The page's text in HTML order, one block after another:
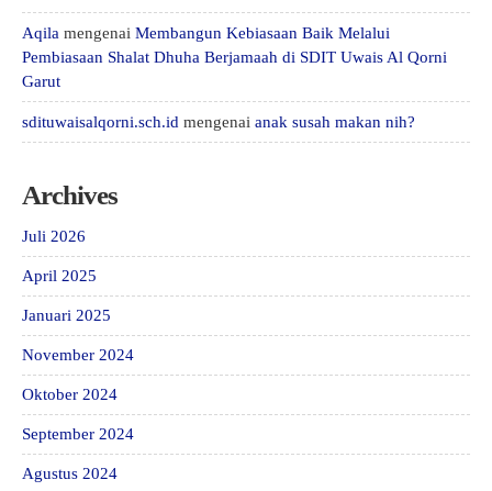
Aqila mengenai Membangun Kebiasaan Baik Melalui
Pembiasaan Shalat Dhuha Berjamaah di SDIT Uwais Al Qorni
Garut
sdituwaisalqorni.sch.id mengenai anak susah makan nih?
Archives
Juli 2026
April 2025
Januari 2025
November 2024
Oktober 2024
September 2024
Agustus 2024